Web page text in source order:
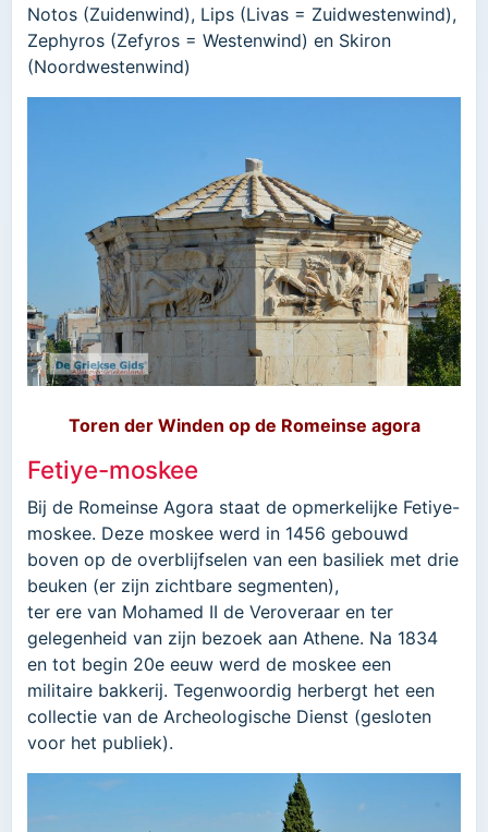
Notos (Zuidenwind), Lips (Livas = Zuidwestenwind),
Zephyros (Zefyros = Westenwind) en Skiron
(Noordwestenwind)
Toren der Winden op de Romeinse agora
Fetiye-moskee
Bij de Romeinse Agora staat de opmerkelijke Fetiye-
moskee. Deze moskee werd in 1456 gebouwd
boven op de overblijfselen van een basiliek met drie
beuken (er zijn zichtbare segmenten),
ter ere van Mohamed II de Veroveraar en ter
gelegenheid van zijn bezoek aan Athene. Na 1834
en tot begin 20e eeuw werd de moskee een
militaire bakkerij. Tegenwoordig herbergt het een
collectie van de Archeologische Dienst (gesloten
voor het publiek).